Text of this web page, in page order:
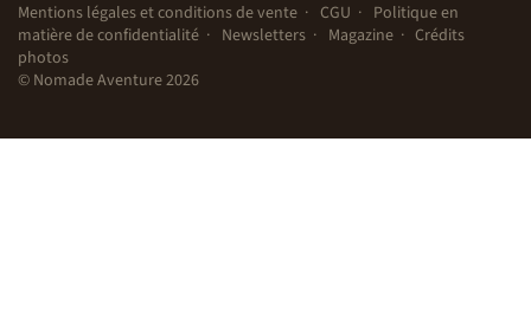
Mentions légales et conditions de vente CGU
Politique en
matière de confidentialité
Newsletters Magazine
Crédits
photos
© Nomade Aventure 2026